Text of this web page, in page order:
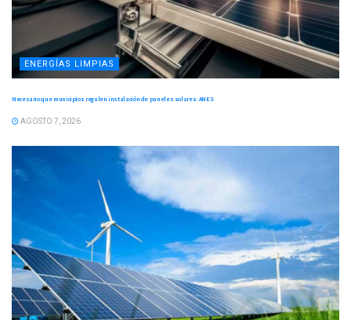
ENERGÍAS LIMPIAS
Necesario que municipios regulen instalación de paneles solares: ANES
AGOSTO 7, 2026